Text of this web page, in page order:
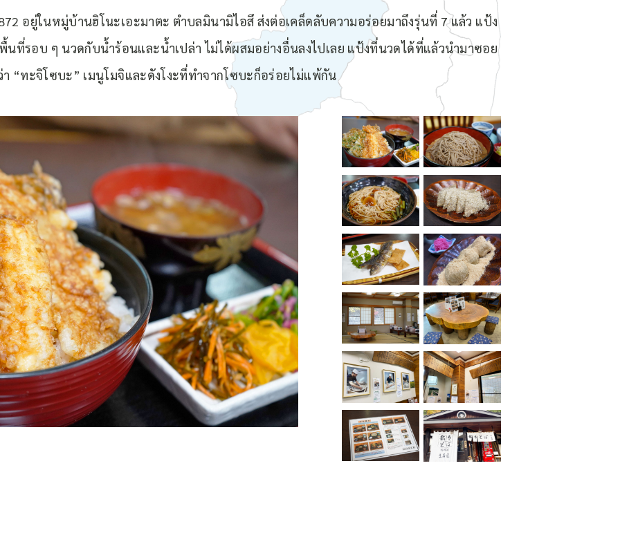
อยู่ในหมู่บ้านฮิโนะเอะมาตะ ตำบลมินามิไอสึ ส่งต่อเคล็ดลับความอร่อยมาถึงรุ่นที่ 7 แล้ว แป้ง
ที่รอบ ๆ นวดกับน้ำร้อนและน้ำเปล่า ไม่ได้ผสมอย่างอื่นลงไปเลย แป้งที่นวดได้ที่แล้วนำมาซอย
“ทะจิโซบะ” เมนูโมจิและดังโงะที่ทำจากโซบะก็อร่อยไม่แพ้กัน